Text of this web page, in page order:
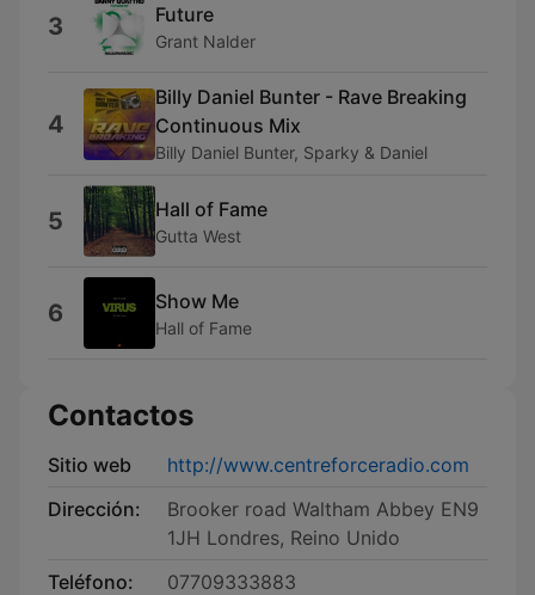
3 Future
Grant Nalder
4
Billy Daniel Bunter - Rave Breaking
Continuous Mix
Billy Daniel Bunter, Sparky & Daniel
5 Hall of Fame
Gutta West
6 Show Me
Hall of Fame
Contactos
Sitio web
http://www.centreforceradio.com
Dirección:
Brooker road Waltham Abbey EN9
1JH Londres, Reino Unido
Teléfono:
07709333883